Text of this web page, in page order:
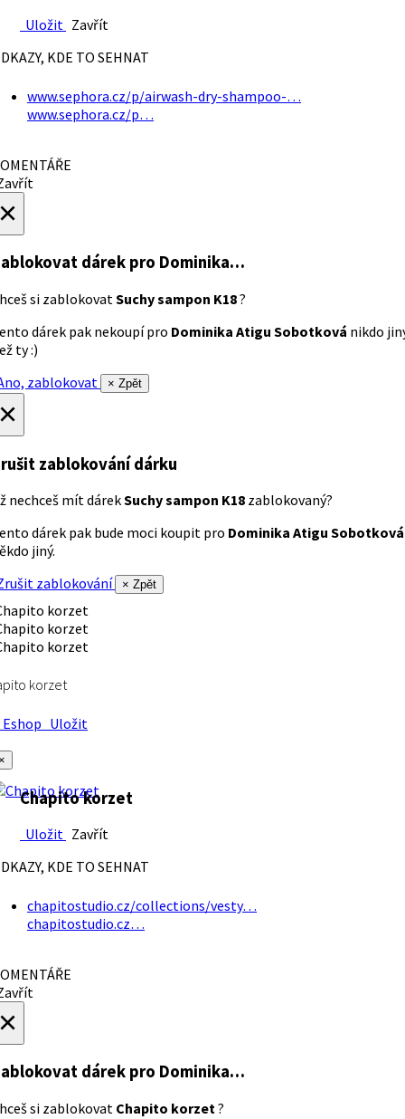
Uložit Zavřít
KDE TO SEHNAT
www.sephora.cz/p/airwash-dry-shampoo-…
www.sephora.cz/p…
dárek pro Dominika…
si zablokovatSuchy sampon K18?
dárek pak nekoupí pro Dominika Atigu Sobotková nikdo
ty :)
zablokovat
× Zpět
zablokování dárku
nechceš mít dárekSuchy sampon K18 zablokovaný?
dárek pak bude moci koupit pro Dominika Atigu Sobotková
jiný.
zablokování
× Zpět
korzet
Uložit
Chapito korzet
Uložit Zavřít
KDE TO SEHNAT
chapitostudio.cz/collections/vesty…
chapitostudio.cz…
dárek pro Dominika…
si zablokovat Chapito korzet?